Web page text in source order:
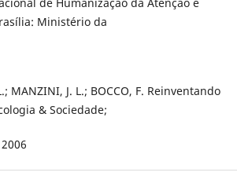
Ministério da
MANZINI, J. L.; BOCCO, F. Reinventando
& Sociedade;